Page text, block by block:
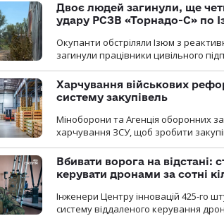
Двоє людей загинули, ще
удару РСЗВ «Торнадо-С» по
Окупанти обстріляли Ізюм з
загинули працівники цивільного
Харчування військових
систему закупівель
Міноборони та Агенція оборонних
харчування ЗСУ, щоб зробити
Вбивати ворога на відстані:
керувати дронами за сотні
Інженери Центру інновацій 425-го
систему віддаленого керування